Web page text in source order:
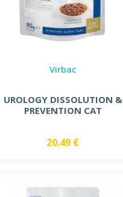
Virbac
UROLOGY DISSOLUTION &
PREVENTION CAT
20.49 €